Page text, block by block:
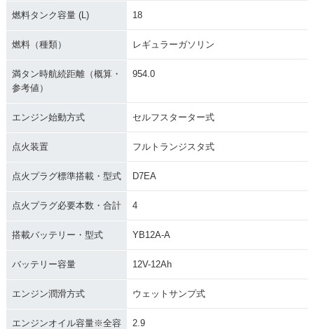
燃料タンク容量 (L) 18
燃料（種類） レギュラーガソリン
満タン時航続距離（概算・
参考値）
954.0
エンジン始動方式 セルフスターター式
点火装置 フルトランジスタ式
点火プラグ標準搭載・型式 D7EA
点火プラグ必要本数・合計 4
搭載バッテリー・型式 YB12A-A
バッテリー容量 12V-12Ah
エンジン潤滑方式 ウェットサンプ式
エンジンオイル容量※全容
2.9